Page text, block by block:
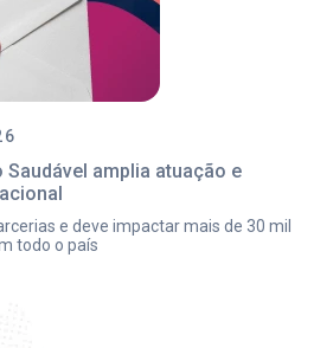
amplia atuação e
e deve impactar mais de 30 mil
todo o país